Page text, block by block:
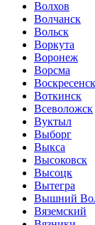
Волхов
Волчанск
Вольск
Воркута
Воронеж
Ворсма
Воскресенск
Воткинск
Всеволожск
Вуктыл
Выборг
Выкса
Высоковск
Высоцк
Вытегра
Вышний
Вяземский